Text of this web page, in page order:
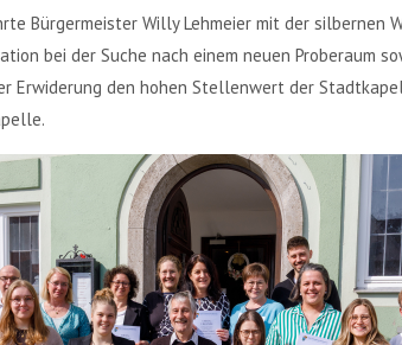
Bürgermeister Willy Lehmeier mit der
bei der Suche nach einem neuen Proberaum
Erwiderung den hohen Stellenwert der